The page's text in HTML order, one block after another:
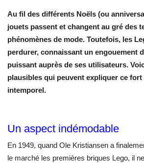
Au fil des différents Noëls (ou
jouets passent et changent au gré des
phénomènes de mode. Toutefois, les
perdurer, connaissant un engouement
puissant auprès de ses utilisateurs.
plausibles qui peuvent expliquer ce fort
intemporel.
Un aspect indémodable
En 1949, quand Ole Kristiansen a
le marché les premières briques Lego, il